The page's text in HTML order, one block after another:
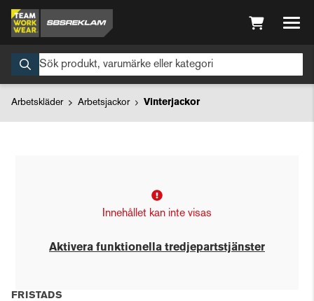
Arbetskläder Arbetsjackor Vinterjackor
Innehållet kan inte visas
Aktivera funktionella tredjepartstjänster
FRISTADS